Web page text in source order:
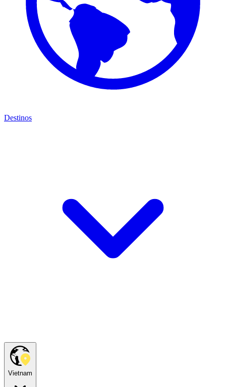
Destinos
Vietnam